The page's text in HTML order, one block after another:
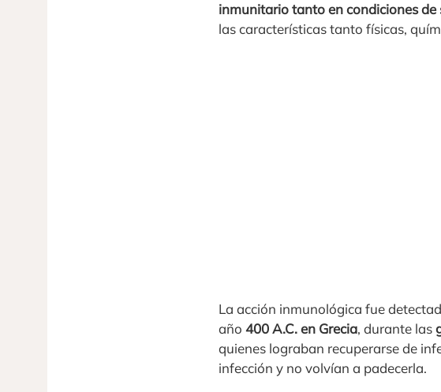
inmunitario tanto en condiciones
las características tanto físicas,
La acción inmunológica fue
año 400 A.C. en Grecia, durante las
quienes lograban recuperarse de
infección y no volvían a padecerla.